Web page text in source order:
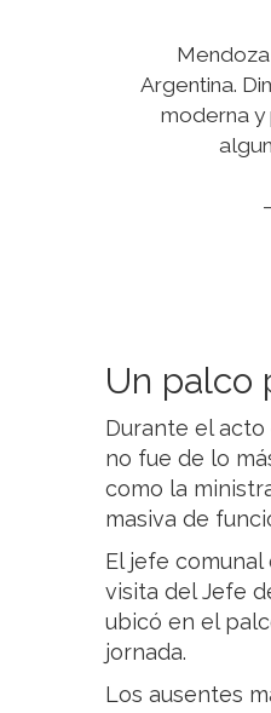
Argentina.
moderna y
Un palco
Durante el
no fue de lo
como la
masiva de
El jefe
visita del Jefe
ubicó en el
jornada.
Los ausentes